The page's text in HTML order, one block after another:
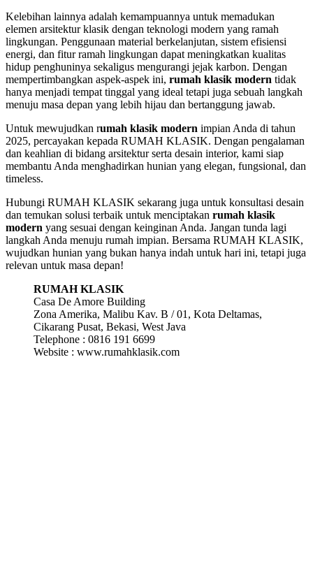
Kelebihan lainnya adalah kemampuannya untuk memadukan
elemen arsitektur klasik dengan teknologi modern yang ramah
lingkungan. Penggunaan material berkelanjutan, sistem efisiensi
energi, dan fitur ramah lingkungan dapat meningkatkan kualitas
hidup penghuninya sekaligus mengurangi jejak karbon. Dengan
mempertimbangkan aspek-aspek ini, rumah klasik modern tidak
hanya menjadi tempat tinggal yang ideal tetapi juga sebuah langkah
menuju masa depan yang lebih hijau dan bertanggung jawab.
Untuk mewujudkan rumah klasik modern impian Anda di tahun
2025, percayakan kepada RUMAH KLASIK. Dengan pengalaman
dan keahlian di bidang arsitektur serta desain interior, kami siap
membantu Anda menghadirkan hunian yang elegan, fungsional, dan
timeless.
Hubungi RUMAH KLASIK sekarang juga untuk konsultasi desain
dan temukan solusi terbaik untuk menciptakan rumah klasik
modern yang sesuai dengan keinginan Anda. Jangan tunda lagi
langkah Anda menuju rumah impian. Bersama RUMAH KLASIK,
wujudkan hunian yang bukan hanya indah untuk hari ini, tetapi juga
relevan untuk masa depan!
RUMAH KLASIK
Casa De Amore Building
Zona Amerika, Malibu Kav. B / 01, Kota Deltamas,
Cikarang Pusat, Bekasi, West Java
Telephone : 0816 191 6699
Website : www.rumahklasik.com